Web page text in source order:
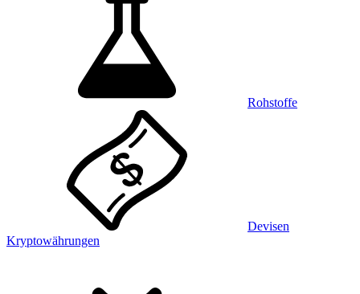
Rohstoffe
Devisen
Kryptowährungen